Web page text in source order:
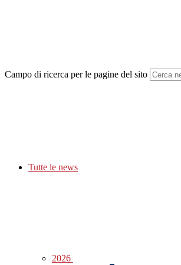
Campo di ricerca per le pagine del sito
Tutte le news
2026